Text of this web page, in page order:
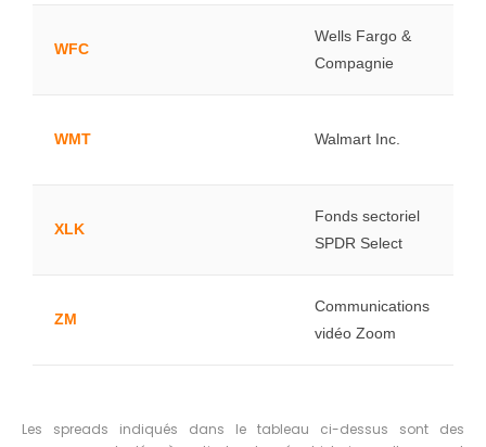
WFC
Wells Fargo &
Compagnie
WMT Walmart Inc.
XLK
Fonds sectoriel
SPDR Select
ZM
Communications
vidéo Zoom
Les spreads indiqués dans le tableau ci-dessus sont des